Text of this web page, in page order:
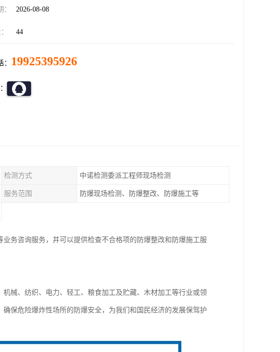
2026-08-08
44
19925395926
检测方式 中诺检测委派工程师现场检测
服务范围 防爆现场检测、防爆整改、防爆施工等
务咨询服务，并可以提供检查不合格项的防爆整改和防爆施工服
械、纺织、电力、轻工、粮食加工及贮藏、木材加工等行业或领
保危险爆炸性场所的防爆安全，为我们和国民经济的发展保驾护